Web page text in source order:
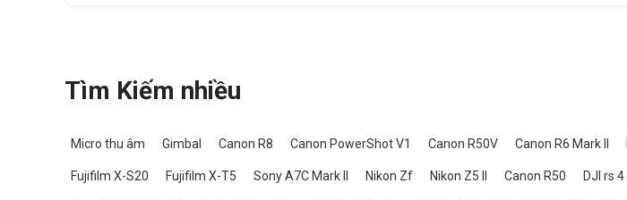
Tìm Kiếm nhiều
Micro thu âm Gimbal Canon R8 Canon PowerShot V1 Canon R50V Canon R6 Mark II
Fujifilm X-S20 Fujifilm X-T5 Sony A7C Mark II Nikon Zf Nikon Z5 II Canon R50 DJI rs 4